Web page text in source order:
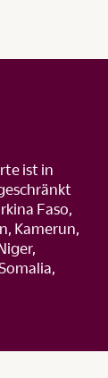
ist in
Faso,
Kamerun,